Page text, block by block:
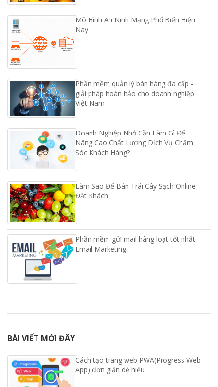
Mô Hình An Ninh Mạng Phổ Biến Hiện
Nay
Phần mềm quản lý bán hàng đa cấp -
giải pháp hoàn hảo cho doanh nghiệp
Việt Nam
Doanh Nghiệp Nhỏ Cần Làm Gì Để
Nâng Cao Chất Lượng Dịch Vụ Chăm
Sóc Khách Hàng?
Làm Sao Để Bán Trái Cây Sạch Online
Đắt Khách
Phần mềm gửi mail hàng loạt tốt nhất –
Email Marketing
BÀI VIẾT MỚI ĐÂY
Cách tạo trang web PWA(Progress Web
App) đơn giản dễ hiểu